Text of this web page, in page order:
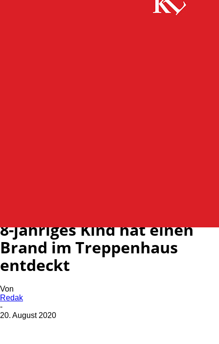
8-jähriges Kind hat einen
Brand im Treppenhaus
entdeckt
Von
Redak
-
20. August 2020